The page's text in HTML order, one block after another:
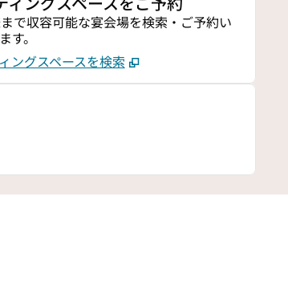
で収容可能な宴会場を検索・ご予約い
す。
ングスペースを検索